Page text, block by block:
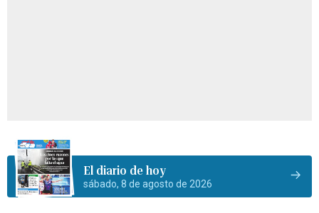
El diario de hoy
sábado, 8 de agosto de 2026